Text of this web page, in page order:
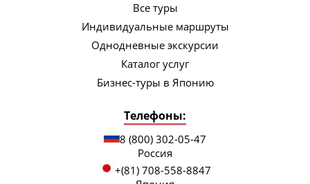
Все туры
Индивидуальные маршруты
Однодневные экскурсии
Каталог услуг
Бизнес-туры в Японию
Телефоны:
8 (800) 302-05-47
Россия
+(81) 708-558-8847